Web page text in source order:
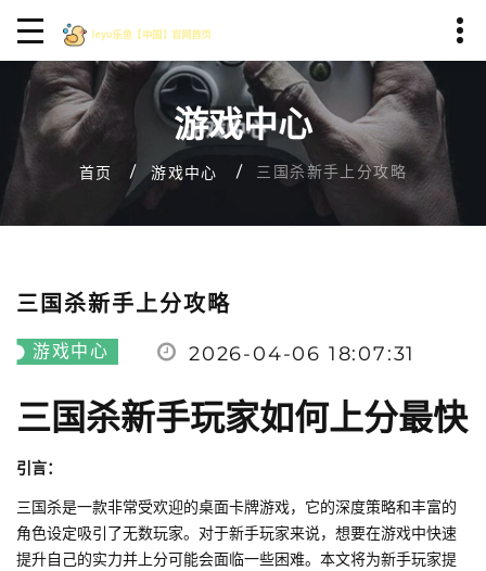
游戏中心
首页 游戏中心 三国杀新手上分攻略
三国杀新手上分攻略
游戏中心 2026-04-06 18:07:31
三国杀新手玩家如何上分最快
引言：
三国杀是一款非常受欢迎的桌面卡牌游戏，它的深度策略和丰富的
角色设定吸引了无数玩家。对于新手玩家来说，想要在游戏中快速
提升自己的实力并上分可能会面临一些困难。本文将为新手玩家提